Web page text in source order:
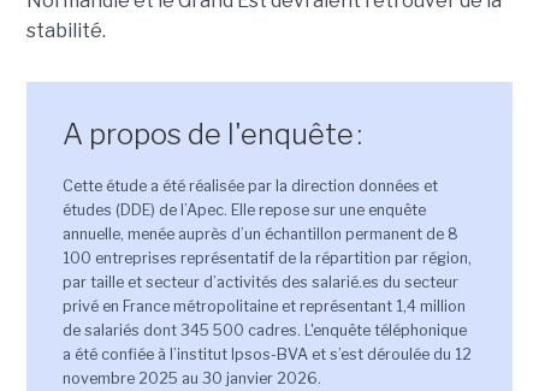
stabilité.
A propos de l'enquête :
Cette étude a été réalisée par la direction données et
études (DDE) de l’Apec. Elle repose sur une enquête
annuelle, menée auprès d’un échantillon permanent de 8
100 entreprises représentatif de la répartition par région,
par taille et secteur d’activités des salarié.es du secteur
privé en France métropolitaine et représentant 1,4 million
de salariés dont 345 500 cadres. L'enquête téléphonique
a été confiée à l’institut Ipsos-BVA et s’est déroulée du 12
novembre 2025 au 30 janvier 2026.